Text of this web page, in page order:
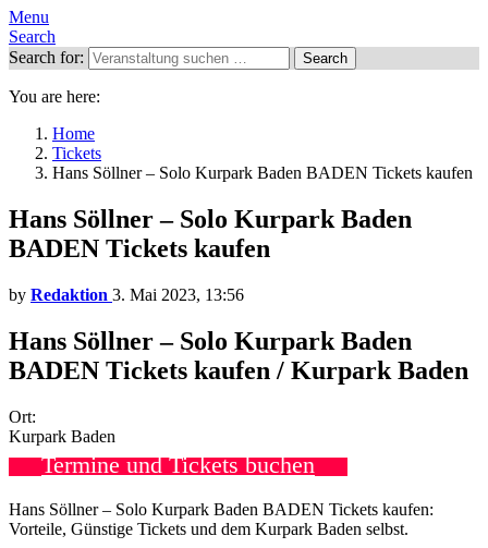
Menu
Search
Search for:
Search
You are here:
Home
Tickets
Hans Söllner – Solo Kurpark Baden BADEN Tickets kaufen
Hans Söllner – Solo Kurpark Baden
BADEN Tickets kaufen
by Redaktion 3. Mai 2023, 13:56
Hans Söllner – Solo Kurpark Baden
BADEN Tickets kaufen / Kurpark Baden
Ort:
Kurpark Baden
Termine und Tickets buchen
Hans Söllner – Solo Kurpark Baden BADEN Tickets kaufen:
Vorteile, Günstige Tickets und dem Kurpark Baden selbst.